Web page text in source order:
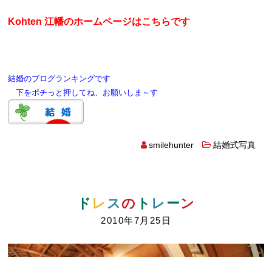
Kohten 江幡のホームページはこちらです
結婚のブログランキングです
下をポチっと押してね、お願いしま～す
smilehunter 結婚式写真
ド レ スの ト レ ーン
2010年7月25日